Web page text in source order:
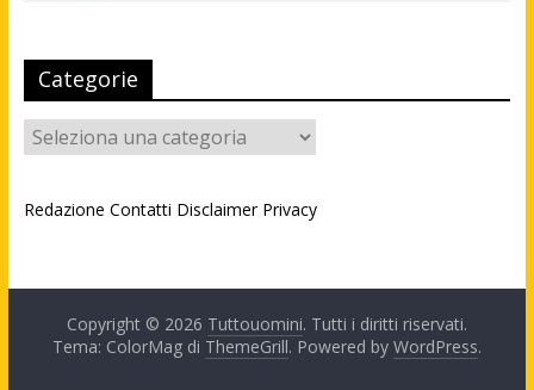
Categorie
Categorie
Redazione Contatti Disclaimer Privacy
Copyright © 2026 Tuttouomini. Tutti i diritti riservati.
Tema: ColorMag di ThemeGrill. Powered by WordPress.